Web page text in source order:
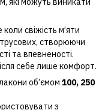
свіжість м’яти
створюючи
та впевненості.
себе лише комфорт.
об’ємом 100, 250
з